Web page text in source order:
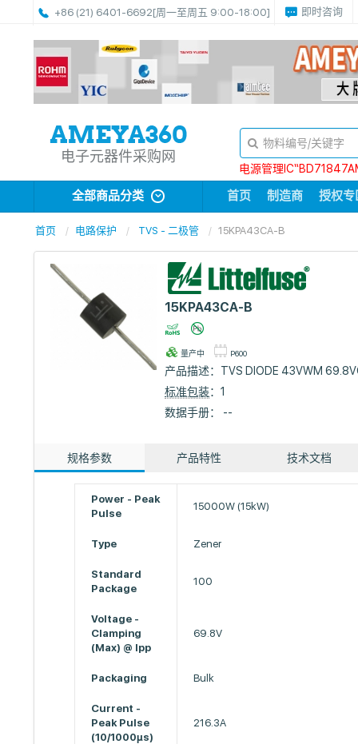
+86 (21) 6401-6692[周一至周五 9:00-18:00] 即时咨询
电子元器件采购网
电源管理
全部商品分类 首页 制造商 授权专
首页 电路保护 TVS - 二极管 15KPA43CA-B
15KPA43CA-B
量产中 P600
产品描述： TVS DIODE 43VWM
标准包装：1
数据手册： --
规格参数 产品特性 技术文档
Power - Peak
Pulse
15000W (15kW)
Type Zener
Standard
Package
100
Voltage -
Clamping
(Max) @ Ipp
69.8V
Packaging Bulk
Current -
Peak Pulse
(10/1000µs)
216.3A